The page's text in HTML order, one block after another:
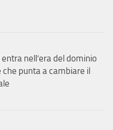
nell’era del dominio
punta a cambiare il